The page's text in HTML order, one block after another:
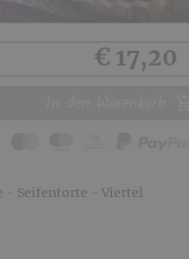
€ 17,20
- Seifentorte - Viertel